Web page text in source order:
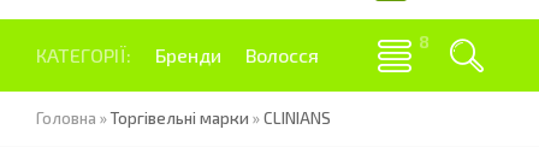
КАТЕГОРІЇ: Бренди Волосся
Головна »Торгівельні марки »CLINIANS